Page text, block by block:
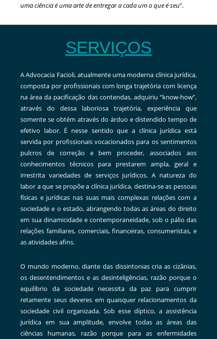
uma ciência é uma arte de entregar a cada um o que é seu”.
SERVIÇOS
A Advocacia Facioli, atualmente uma moderna clínica jurídica,
composta por profissionais com longa trajetória com licença
na área da pacificação das contendas, adquiriu “know-how”,
através do dessa laboriosa trajetória, experiência que
somente se obtém através do árduo e distendido tempo de
efetivo labor. É nesse sentido que a clínica jurídica está
servida por profissionais vocacionados para os sentimentos
pulcros de correção e bem proceder, associados aos
conhecimentos técnicos para prestarem ampla, geral e
irrestrita variedades de serviços jurídicos. A natureza do
labor a que se propõe a clínica jurídica, destina-se as pessoas
físicas e jurídicas nas suas mais complexas relações com a
sociedade e o estado, abrangendo todas as áreas do direito
em sua dinamicidade e contemporaneidade, sob o pálio das
relações familiares, comerciais, financeiras, consumeristas, e
as atividades afins.
O mundo moderno, diante das dissintonias cria as cizânias,
os desentendimentos e as desinteligências, razão porque o
equilíbrio da sociedade necessita da paz para cumprir
retamente seus deveres em quaisquer relacionamentos da
sociedade civil organizada. Sob esse díptico, a assistência
jurídica em sua amplitude, envolve todas as áreas das
ciências humanas, razão porque para as enfermidades